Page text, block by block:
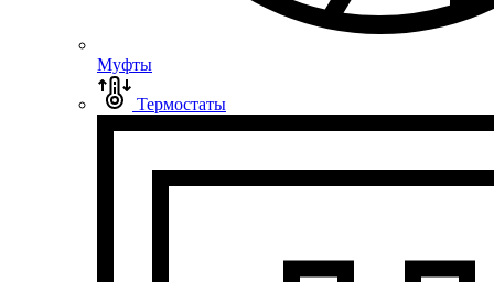
Муфты
Термостаты